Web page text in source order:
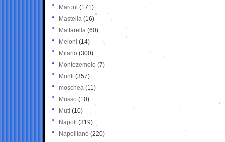
Maroni (171)
Mastella (16)
Mattarella (60)
Meloni (14)
Milano (300)
Montezemolo (7)
Monti (357)
moschea (11)
Musso (10)
Muti (10)
Napoli (319)
Napolitano (220)